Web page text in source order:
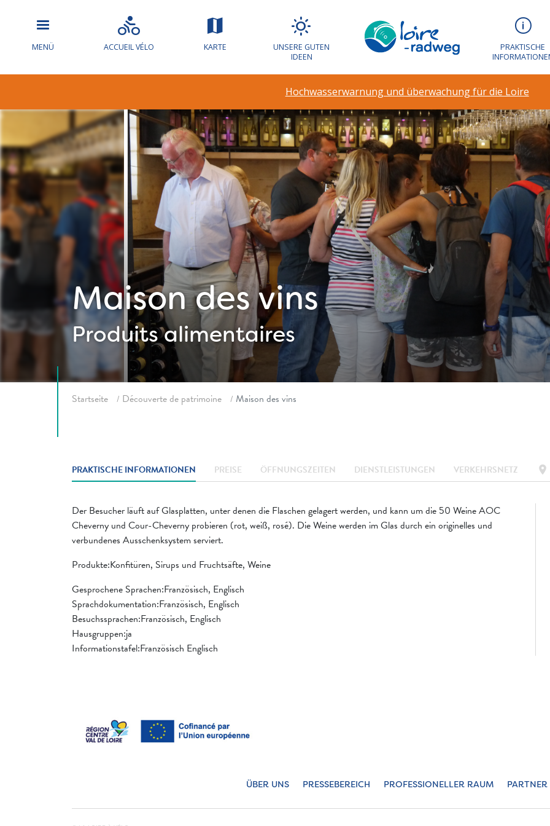
MENÜ ACCUEIL VÉLO KARTE
UNSERE GUTEN
IDEEN
PRAKTISCHE
Hochwasserwarnung und überwachung für die Loire
Maison des vins
Produits alimentaires
Startseite Découverte de patrimoine Maison des vins
PRAKTISCHE INFORMATIONEN PREISE ÖFFNUNGSZEITEN DIENSTLEISTUNGEN VERKEHRSNETZ location_on
Der Besucher läuft auf Glasplatten, unter denen die Flaschen gelagert werden, und kann um die 50 Weine AOC
Cheverny und Cour-Cheverny probieren (rot, weiß, rosé). Die Weine werden im Glas durch ein originelles und
verbundenes Ausschenksystem serviert.
Produkte:Konfitüren, Sirups und Fruchtsäfte, Weine
Gesprochene Sprachen:Französisch, Englisch
Sprachdokumentation:Französisch, Englisch
Besuchssprachen:Französisch, Englisch
Hausgruppen:ja
Informationstafel:Französisch Englisch
ÜBER UNS PRESSEBEREICH PROFESSIONELLER RAUM PARTNER